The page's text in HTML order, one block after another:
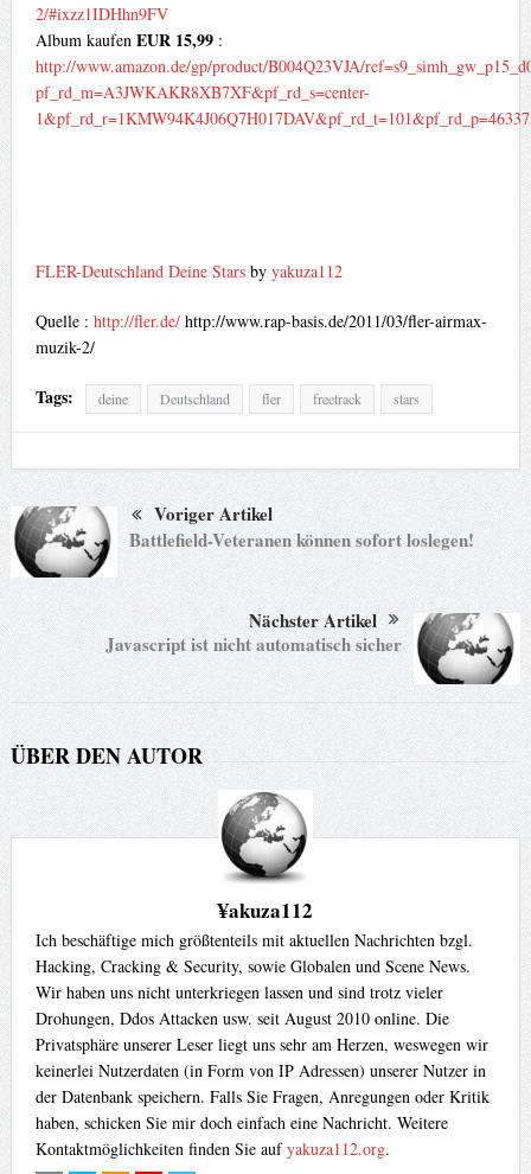
2/#ixzz1IDHhn9FV
Album kaufen EUR 15,99 :
http://www.amazon.de/gp/product/B004Q23VJA/
pf_rd_m=A3JWKAKR8XB7XF&pf_rd_s=center-
FLER-Deutschland Deine Starsby yakuza112
Quelle : http://fler.de/http://www.rap-basis.de/2011/03/fler-airmax-
muzik-2/
Tags: deine Deutschland fler freetrack stars
Voriger Artikel
Battlefield-Veteranen können sofort loslegen!
Nächster Artikel
Javascript ist nicht automatisch sicher
ÜBER DEN AUTOR
¥akuza112
Ich beschäftige mich größtenteils mit aktuellen Nachrichten bzgl.
Hacking, Cracking & Security, sowie Globalen und Scene News.
Wir haben uns nicht unterkriegen lassen und sind trotz vieler
Drohungen, Ddos Attacken usw. seit August 2010 online. Die
Privatsphäre unserer Leser liegt uns sehr am Herzen, weswegen wir
keinerlei Nutzerdaten (in Form von IP Adressen) unserer Nutzer in
der Datenbank speichern. Falls Sie Fragen, Anregungen oder Kritik
haben, schicken Sie mir doch einfach eine Nachricht. Weitere
Kontaktmöglichkeiten finden Sie aufyakuza112.org.